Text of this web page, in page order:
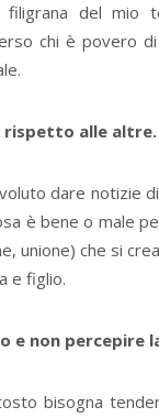
del mio
chi è povero
rispetto alle altre.
dare notizie
è bene o male
unione) che si
e figlio.
e non percepire
bisogna